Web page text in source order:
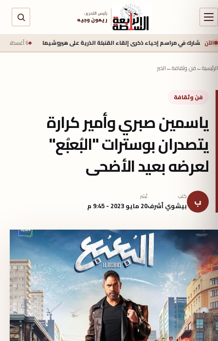
رئيس التحرير :
ريمون وجيه
الآنفي مراسم إحياء ذكرى إلقاء القنبلة الذرية على هيروشيما 6 أغسطس 2026 - 6:50 ص
الرئيسية←فن وثقافة←الخبر
فن وثقافة
ياسمين صبري وأمير كرارة
يتصدران بوسترات "البُعبُع"
لعرضه بعيد الأضحى
ب كتب
بيشوي أشرف
نُشر
20 مايو 2023 - 9:45 م